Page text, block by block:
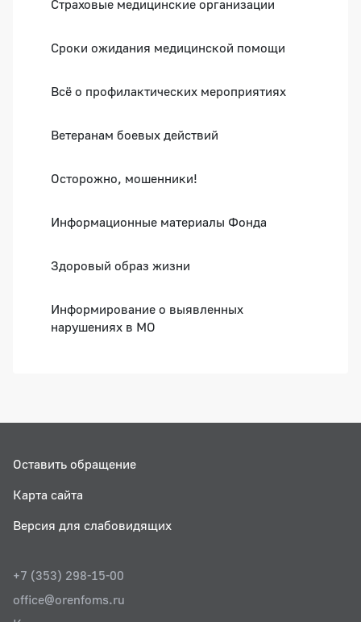
Страховые медицинские организации
Сроки ожидания медицинской помощи
Всё о профилактических мероприятиях
Ветеранам боевых действий
Осторожно, мошенники!
Информационные материалы Фонда
Здоровый образ жизни
Информирование о выявленных
нарушениях в МО
Оставить обращение
Карта сайта
Версия для слабовидящих
+7 (353) 298-15-00
office@orenfoms.ru